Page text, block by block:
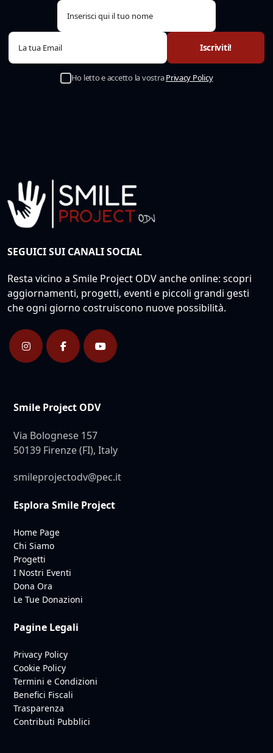
Ho letto e accetto la vostraPrivacy Policy
SEGUICI SUI CANALI SOCIAL
Resta vicino a Smile Project ODV anche online: scopri
aggiornamenti, progetti, eventi e piccoli grandi gesti
che ogni giorno costruiscono nuove possibilità.
Smile Project ODV
Via Bolognese 157
50139 Firenze (FI), Italy
smileprojectodv@pec.it
Esplora Smile Project
Home Page
Chi Siamo
Progetti
I Nostri Eventi
Dona Ora
Le Tue Donazioni
Pagine Legali
Privacy Policy
Cookie Policy
Termini e Condizioni
Benefici Fiscali
Trasparenza
Contributi Pubblici